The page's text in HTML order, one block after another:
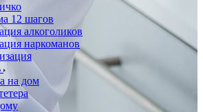
12 шагов
алкоголиков
наркоманов
на дом